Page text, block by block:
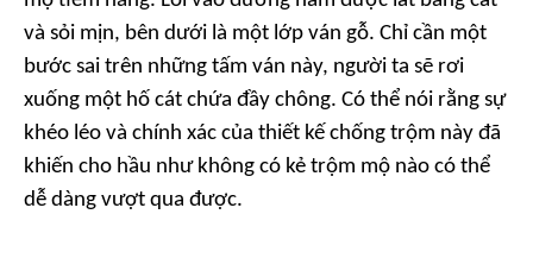
và sỏi mịn, bên dưới là một lớp ván gỗ. Chỉ cần một
bước sai trên những tấm ván này, người ta sẽ rơi
xuống một hố cát chứa đầy chông. Có thể nói rằng sự
khéo léo và chính xác của thiết kế chống trộm này đã
khiến cho hầu như không có kẻ trộm mộ nào có thể
dễ dàng vượt qua được.